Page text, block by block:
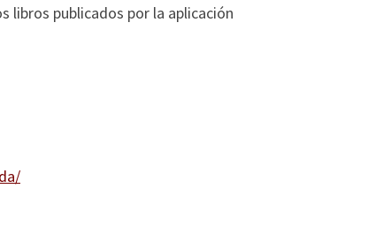
libros publicados por la aplicación